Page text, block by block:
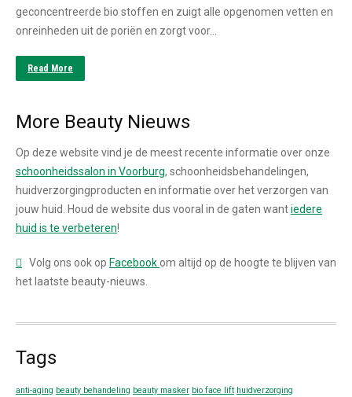
geconcentreerde bio stoffen en zuigt alle opgenomen vetten en
onreinheden uit de poriën en zorgt voor…
Read More
More Beauty Nieuws
Op deze website vind je de meest recente informatie over onze
schoonheidssalon in Voorburg, schoonheidsbehandelingen,
huidverzorgingproducten en informatie over het verzorgen van
jouw huid. Houd de website dus vooral in de gaten wantiedere
huid is te verbeteren!
Volg ons ook op Facebook om altijd op de hoogte te blijven van
het laatste beauty-nieuws.
Tags
anti-aging beauty behandeling beauty masker bio face lift huidverzorging